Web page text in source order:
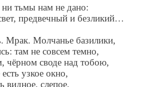
тьмы нам не дано:
предвечный и безликий…
Мрак. Молчанье базилики,
там не совсем темно,
чёрном своде над тобою,
узкое окно,
видное, слепое,